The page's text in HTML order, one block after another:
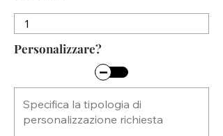
Personalizzare?